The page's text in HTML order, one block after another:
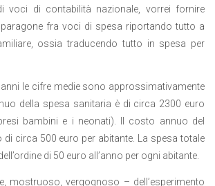
voci di contabilità nazionale, vorrei fornire
fra voci di spesa riportando tutto a
ossia traducendo tutto in spesa per
anni le cifre medie sono approssimativamente
della spesa sanitaria è di circa 2300 euro
bambini e i neonati). Il costo annuo del
circa 500 euro per abitante. La spesa totale
di 50 euro all’anno per ogni abitante.
mostruoso, vergognoso – dell’esperimento